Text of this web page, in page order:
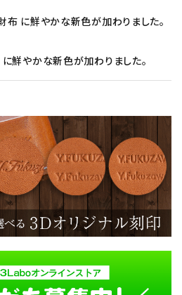
布 に鮮やかな新色が加わりました。
鮮やかな新色が加わりました。